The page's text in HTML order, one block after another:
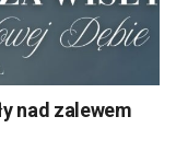
nad zalewem